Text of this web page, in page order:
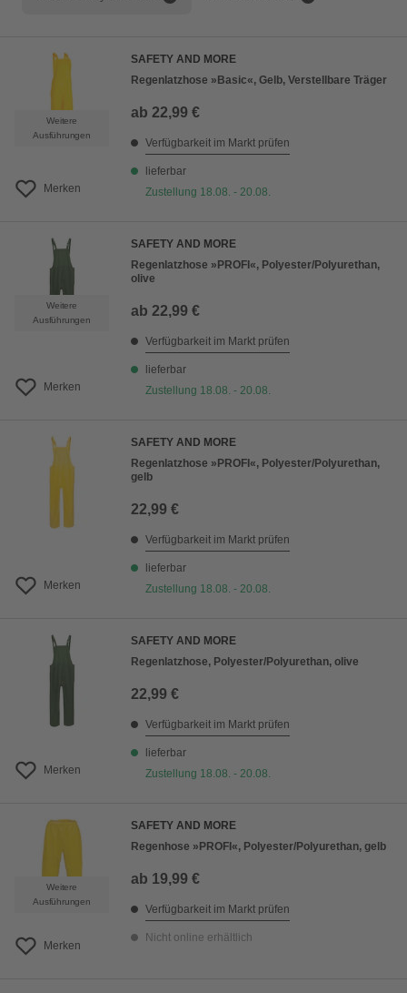
Bewertung
Weitere
Ausführungen
Merken
SAFETY AND MORE
Regenlatzhose »Basic«, Gelb, Verstellbare Träger
ab 22,99 €
Verfügbarkeit im Markt prüfen
lieferbar
Zustellung 18.08. - 20.08.
Weitere
Ausführungen
Merken
SAFETY AND MORE
Regenlatzhose »PROFI«, Polyester/Polyurethan,
olive
ab 22,99 €
Verfügbarkeit im Markt prüfen
lieferbar
Zustellung 18.08. - 20.08.
Merken
SAFETY AND MORE
Regenlatzhose »PROFI«, Polyester/Polyurethan,
gelb
22,99 €
Verfügbarkeit im Markt prüfen
lieferbar
Zustellung 18.08. - 20.08.
Merken
SAFETY AND MORE
Regenlatzhose, Polyester/Polyurethan, olive
22,99 €
Verfügbarkeit im Markt prüfen
lieferbar
Zustellung 18.08. - 20.08.
Weitere
Ausführungen
Merken
SAFETY AND MORE
Regenhose »PROFI«, Polyester/Polyurethan, gelb
ab 19,99 €
Verfügbarkeit im Markt prüfen
Nicht online erhältlich